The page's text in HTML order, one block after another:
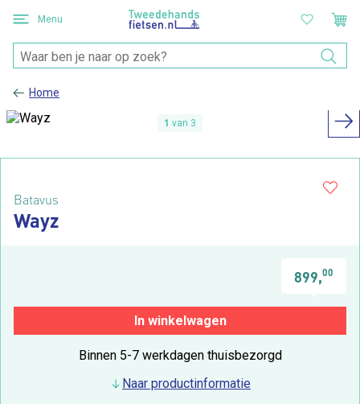
Menu
Home
1 van 3
Batavus
Wayz
899,00
In winkelwagen
Binnen 5-7 werkdagen thuisbezorgd
Naar productinformatie